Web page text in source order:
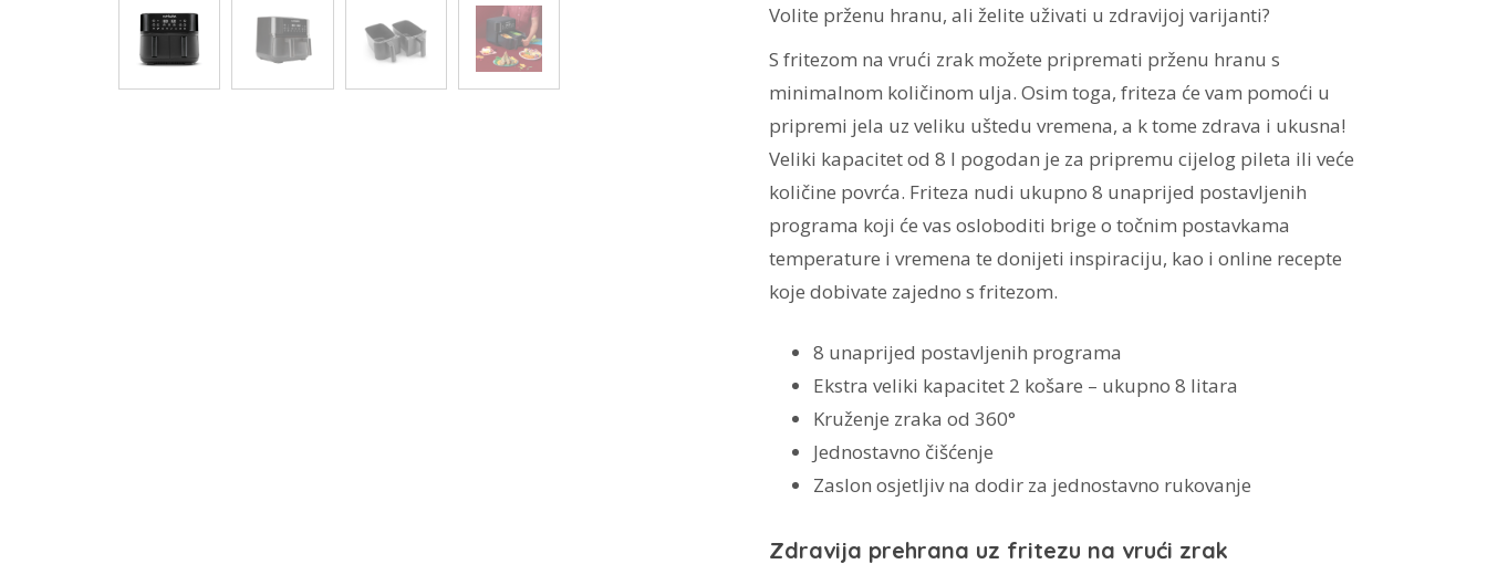
Volite prženu hranu, ali želite uživati ​​u zdravijoj varijanti?
S fritezom na vrući zrak možete pripremati prženu hranu s
minimalnom količinom ulja. Osim toga, friteza će vam pomoći u
pripremi jela uz veliku uštedu vremena, a k tome zdrava i ukusna!
Veliki kapacitet od 8 l pogodan je za pripremu cijelog pileta ili veće
količine povrća. Friteza nudi ukupno 8 unaprijed postavljenih
programa koji će vas osloboditi brige o točnim postavkama
temperature i vremena te donijeti inspiraciju, kao i online recepte
koje dobivate zajedno s fritezom.
8 unaprijed postavljenih programa
Ekstra veliki kapacitet 2 košare – ukupno 8 litara
Kruženje zraka od 360°
Jednostavno čišćenje
Zaslon osjetljiv na dodir za jednostavno rukovanje
Zdravija prehrana uz fritezu na vrući zrak